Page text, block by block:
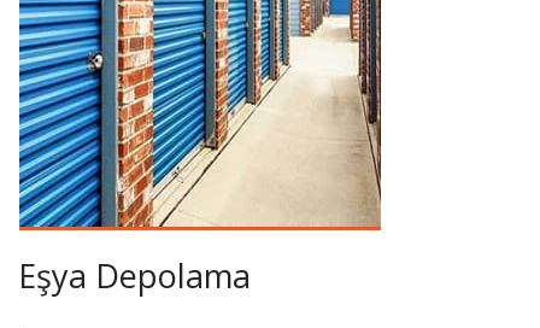
Eşya Depolama